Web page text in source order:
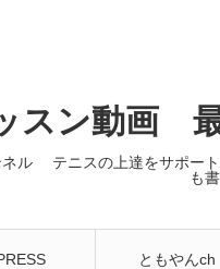
スン動画
ネル テニスの上達をサポ
も
ともやんch